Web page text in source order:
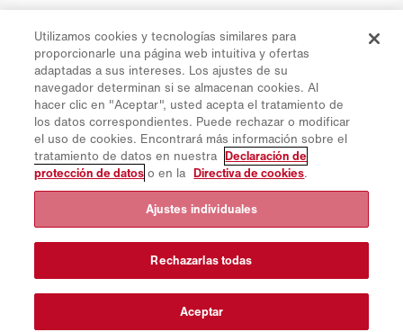
Protección de datos
Directiva de cookies
Información sobre la página web
Aviso legal
Boletín de noticias
Área de descargas
Calculadora de CTP
Utilizamos cookies y tecnologías similares para
proporcionarle una página web intuitiva y ofertas
adaptadas a sus intereses. Los ajustes de su
navegador determinan si se almacenan cookies. Al
hacer clic en "Aceptar", usted acepta el tratamiento de
los datos correspondientes. Puede rechazar o modificar
el uso de cookies. Encontrará más información sobre el
tratamiento de datos en nuestra Declaración de
protección de datos o en la Directiva de cookies.
Ajustes individuales
Rechazarlas todas
Aceptar